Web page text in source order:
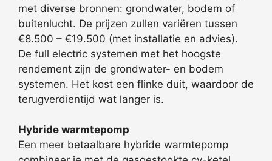
met diverse bronnen: grondwater, bodem of
buitenlucht. De prijzen zullen variëren tussen
€8.500 – €19.500 (met installatie en advies).
De full electric systemen met het hoogste
rendement zijn de grondwater- en bodem
systemen. Het kost een flinke duit, waardoor de
terugverdientijd wat langer is.
Hybride warmtepomp
Een meer betaalbare hybride warmtepomp